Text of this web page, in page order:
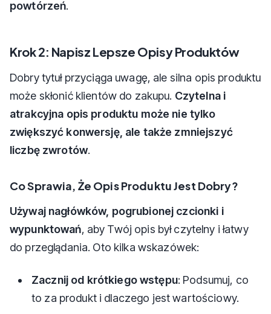
powtórzeń.
Krok 2: Napisz Lepsze Opisy Produktów
Dobry tytuł przyciąga uwagę, ale silna opis produktu
może skłonić klientów do zakupu. Czytelna i
atrakcyjna opis produktu może nie tylko
zwiększyć konwersję, ale także zmniejszyć
liczbę zwrotów.
Co Sprawia, Że Opis Produktu Jest Dobry?
Używaj nagłówków, pogrubionej czcionki i
wypunktowań, aby Twój opis był czytelny i łatwy
do przeglądania. Oto kilka wskazówek:
Zacznij od krótkiego wstępu: Podsumuj, co
to za produkt i dlaczego jest wartościowy.